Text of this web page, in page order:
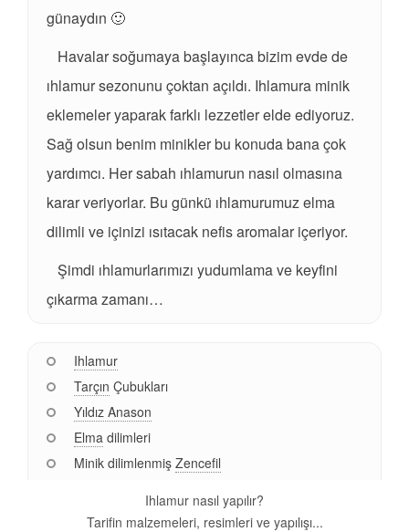
günaydın 🙂
Havalar soğumaya başlayınca bizim evde de
ıhlamur sezonunu çoktan açıldı. Ihlamura minik
eklemeler yaparak farklı lezzetler elde ediyoruz.
Sağ olsun benim minikler bu konuda bana çok
yardımcı. Her sabah ıhlamurun nasıl olmasına
karar veriyorlar. Bu günkü ıhlamurumuz elma
dilimli ve içinizi ısıtacak nefis aromalar içeriyor.
Şimdi ıhlamurlarımızı yudumlama ve keyfini
çıkarma zamanı…
Ihlamur
Tarçın Çubukları
Yıldız Anason
Elma dilimleri
Minik dilimlenmiş Zencefil
Ihlamur nasıl yapılır?
Tarifin malzemeleri, resimleri ve yapılışı...